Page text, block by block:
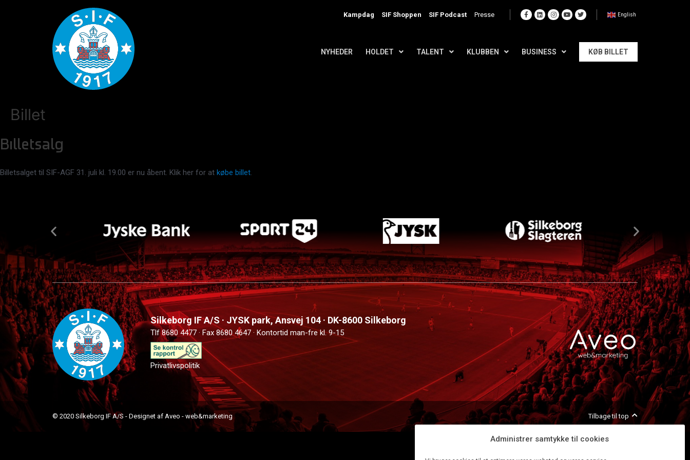
Administrer samtykke til cookies
Kampdag SIF Shoppen SIF Podcast Presse English
NYHEDER HOLDET TALENT KLUBBEN BUSINESS KØB BILLET
Billet
Billetsalg
Billetsalget til SIF-AGF 31. juli kl. 19.00 er nu åbent. Klik her for at købe billet
Silkeborg IF A/S · JYSK park, Ansvej 104 · DK-8600 Silkeborg
Tlf 8680 4477 · Fax 8680 4647 · Kontortid man-fre kl. 9-15
Privatlivspolitik
© 2020 Silkeborg IF A/S - Designet af Aveo - web&marketing Tilbage til top